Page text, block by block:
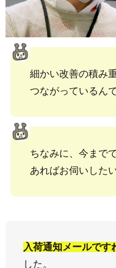
細かい改善の積み
つながっているん
ちなみに、今まで
あればお伺いした
入荷通知メールです
した。